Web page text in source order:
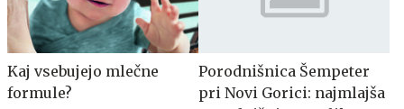
Kaj vsebujejo mlečne
formule?
Porodnišnica Šempeter
pri Novi Gorici: najmlajša